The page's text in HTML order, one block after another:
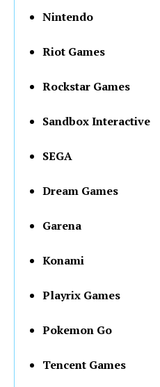
Nintendo
Riot Games
Rockstar Games
Sandbox Interactive
SEGA
Dream Games
Garena
Konami
Playrix Games
Pokemon Go
Tencent Games